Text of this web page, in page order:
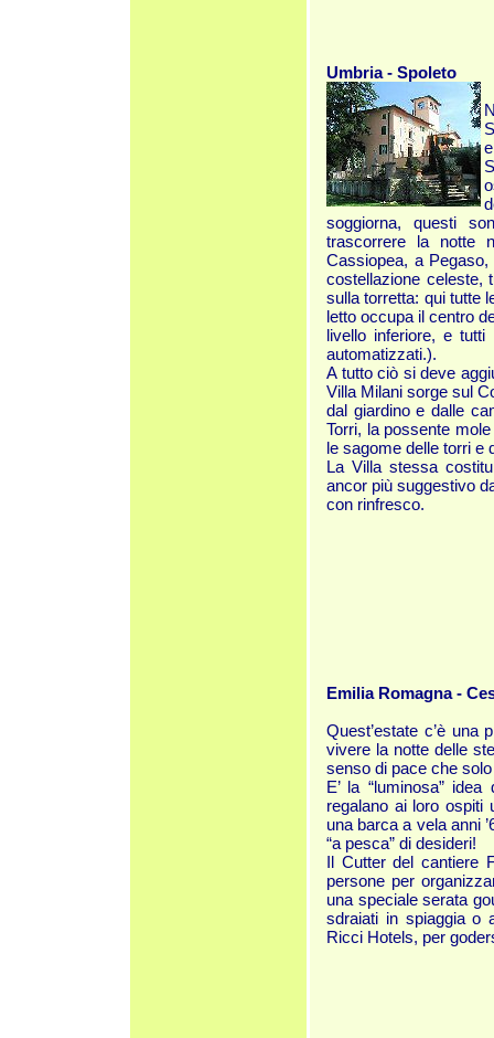
Umbria - Spoleto
soggiorna, questi
trascorrere la notte
Cassiopea, a
costellazione celeste,
sulla torretta: qui tutte
letto occupa il centro
livello inferiore, e
automatizzati.).
A tutto ciò si deve
Villa Milani sorge sul
dal giardino e dalle
Torri, la possente
le sagome delle torri e
La Villa stessa
ancor più suggestivo
con rinfresco.
Emilia Romagna -
Quest’estate c’è una
vivere la notte delle
senso di pace che
E’ la “luminosa”
regalano ai loro ospiti
una barca a vela anni
“a pesca” di desideri!
Il Cutter del cantiere
persone per
una speciale serata
sdraiati in spiaggia o
Ricci Hotels, per